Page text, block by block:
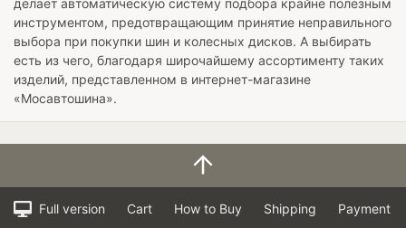
делает автоматическую систему подбора крайне полезным
инструментом, предотвращающим принятие неправильного
выбора при покупки шин и колесных дисков. А выбирать
есть из чего, благодаря широчайшему ассортименту таких
изделий, представленном в интернет-магазине
«Мосавтошина».
Full version Cart How to Buy Shipping Payment